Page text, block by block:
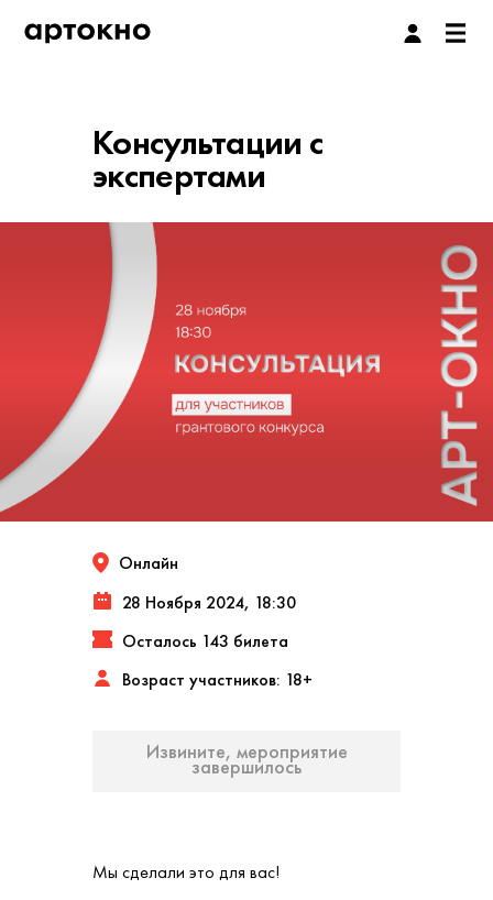
Консультации с
экспертами
Онлайн
28 Ноября 2024, 18:30
Осталось 143 билета
Возраст участников: 18+
Извините, мероприятие
завершилось
Мы сделали это для вас!